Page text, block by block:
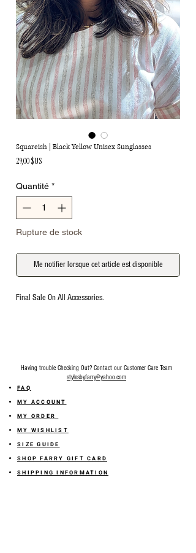
Squareish | Black Yellow Unisex Sunglasses
29,00 $USPrix
Quantité *
Rupture de stock
Me notifier lorsque cet article est disponible
Final Sale On All Accessories.
Having trouble Checking Out? Contact our Customer Care Team
stylesbyfarry@yahoo.com
FAQ
MY ACCOUNT
MY ORDER
MY WISHLIST
SIZE GUIDE
SHOP FARRY GIFT CARD
SHIPPING INFORMATION